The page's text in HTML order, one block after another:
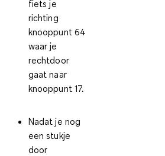
fiets je
richting
knooppunt 64
waar je
rechtdoor
gaat naar
knooppunt 17.
Nadat je nog
een stukje
door